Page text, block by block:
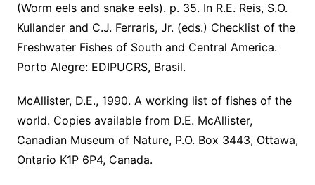
(Worm eels and snake eels). p. 35. In R.E. Reis, S.O.
Kullander and C.J. Ferraris, Jr. (eds.) Checklist of the
Freshwater Fishes of South and Central America.
Porto Alegre: EDIPUCRS, Brasil.
McAllister, D.E., 1990. A working list of fishes of the
world. Copies available from D.E. McAllister,
Canadian Museum of Nature, P.O. Box 3443, Ottawa,
Ontario K1P 6P4, Canada.